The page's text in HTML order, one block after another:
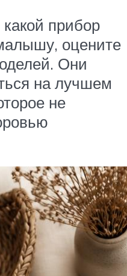
прибор
оцените
Они
на лучшем
не